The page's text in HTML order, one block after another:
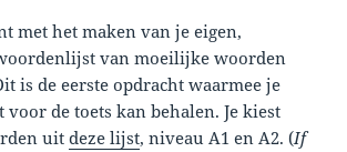
met het maken van je eigen,
van moeilijke woorden
is de eerste opdracht waarmee je
voor de toets kan behalen. Je kiest
uitdeze lijst, niveau A1 en A2. (If